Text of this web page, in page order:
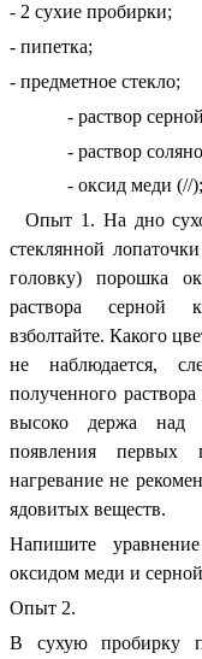
- 2 сухие пробирки;
- пипетка;
- предметное стекло;
- раствор
- раствор
- оксид меди (//
Опыт 1. На дно
стеклянной
головку) порошка
раствора серной
взболтайте. Какого
не наблюдается,
полученного
высоко держа над
появления первых
нагревание не
ядовитых веществ.
Напишите
оксидом меди и
Опыт 2.
В сухую пробирку